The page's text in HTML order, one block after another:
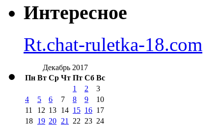
Интересное
Rt.chat-ruletka-18.com
Декабрь 2017
Пн Вт Ср Чт Пт Сб Вс
1 2
3
4
5 6 7 8 9
10
11
12 13 14 15 16 17
18 19 20 21 22 23 24